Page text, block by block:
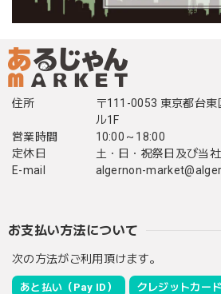
住所
〒111-0053 東京都台
ル1F
営業時間
10:00～18:00
定休日
土・日・祝祭日及び当
E-mail
algernon-
お支払い方法について
次の方法がご利用頂けます。
あと払い（Pay ID） クレジットカード